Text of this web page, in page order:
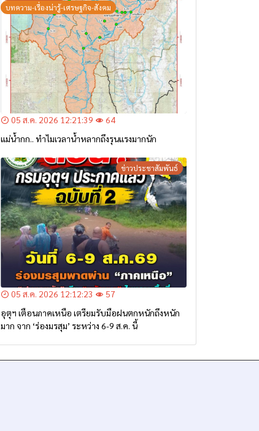
บทความ-เรื่องน่ารู้-เศรษฐกิจ-สังคม
05 ส.ค. 2026 12:21:39
64
แม่น้ำกก.. ทำไมเวลาน้ำหลากถึงรุนแรงมากนัก
ข่าวประชาสัมพันธ์
05 ส.ค. 2026 12:12:23
57
อุตุฯ เตือนภาคเหนือ เตรียมรับมือฝนตกหนักถึงหนัก
มาก จาก ‘ร่องมรสุม’ ระหว่าง 6-9 ส.ค. นี้